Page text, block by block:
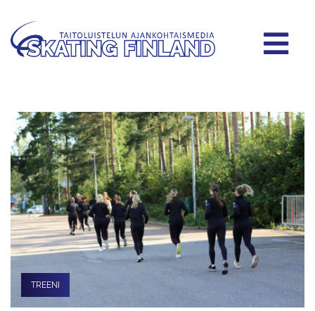
TREENI